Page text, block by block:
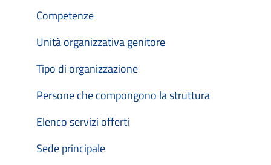
Competenze
Unità organizzativa genitore
Tipo di organizzazione
Persone che compongono la struttura
Elenco servizi offerti
Sede principale